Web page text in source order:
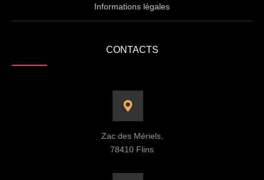
Informations légales
CONTACTS
Zac des Mériels,
78410 Flins